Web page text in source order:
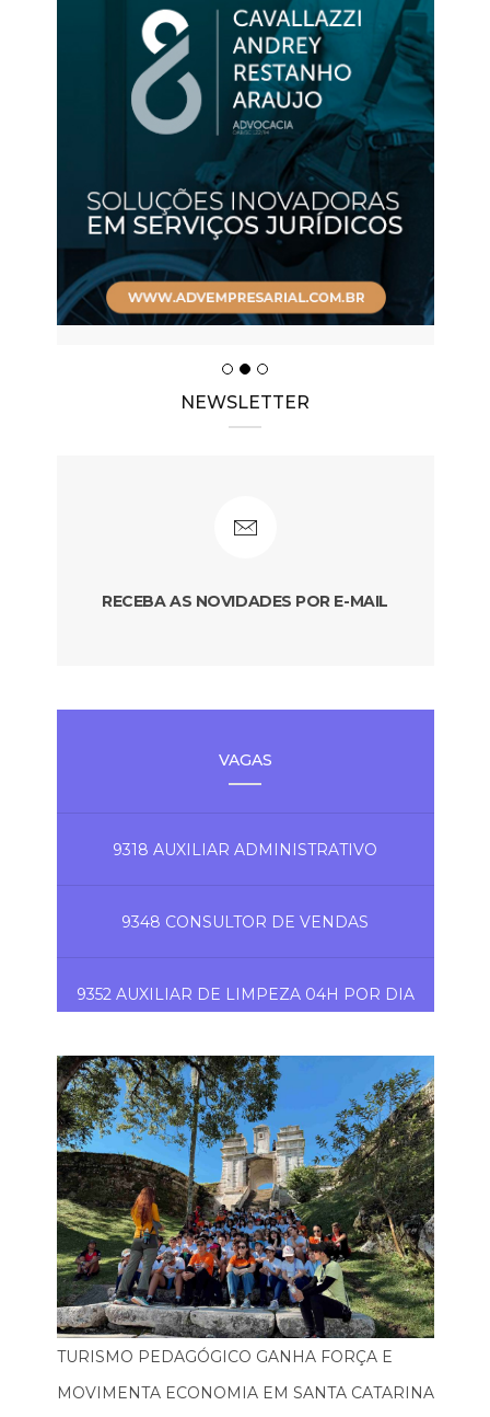
NEWSLETTER
RECEBA AS NOVIDADES POR E-MAIL
VAGAS
9318 AUXILIAR ADMINISTRATIVO
9348 CONSULTOR DE VENDAS
9352 AUXILIAR DE LIMPEZA 04H POR DIA
TURISMO PEDAGÓGICO GANHA FORÇA E
MOVIMENTA ECONOMIA EM SANTA CATARINA